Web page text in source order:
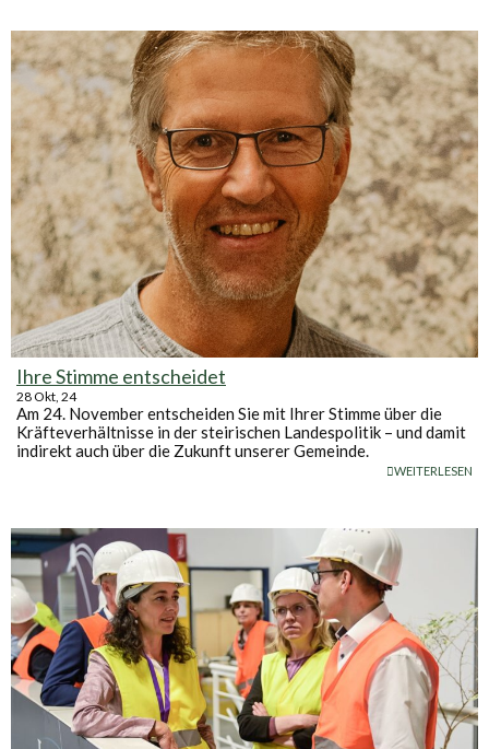
Ihre Stimme entscheidet
28Okt, 24
Am 24. November entscheiden Sie mit Ihrer Stimme über die
Kräfteverhältnisse in der steirischen Landespolitik – und damit
indirekt auch über die Zukunft unserer Gemeinde.
WEITERLESEN